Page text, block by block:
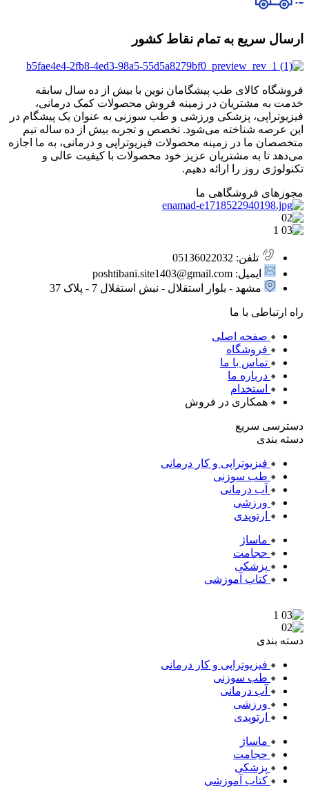
ارسال سریع به تمام نقاط کشور
فروشگاه کالای طب پیشگامان نوین با بیش از ده سال سابقه
خدمت به مشتریان در زمینه فروش محصولات کمک درمانی،
فیزیوتراپی، پزشکی ورزشی و طب سوزنی به عنوان یک پیشگام در
این عرصه شناخته می‌شود. تخصص و تجربه بیش از ده ساله تیم
متخصصان ما در زمینه محصولات فیزیوتراپی و درمانی، به ما اجازه
می‌دهد تا به مشتریان عزیز خود محصولات با کیفیت عالی و
تکنولوژی روز را ارائه دهیم.
مجوزهای فروشگاهی ما
تلفن: 05136022032
ایمیل: poshtibani.site1403@gmail.com
مشهد - بلوار استقلال - نبش استقلال 7 - پلاک 37
راه ارتباطی با ما
صفحه اصلی
فروشگاه
تماس با ما
درباره ما
استخدام
همکاری در فروش
دسترسی سریع
دسته بندی
فیزیوتراپی و کار درمانی
طب سوزنی
آب درمانی
ورزشی
ارتوپدی
ماساژ
حجامت
پزشکی
کتاب آموزشی
دسته بندی
فیزیوتراپی و کار درمانی
طب سوزنی
آب درمانی
ورزشی
ارتوپدی
ماساژ
حجامت
پزشکی
کتاب آموزشی